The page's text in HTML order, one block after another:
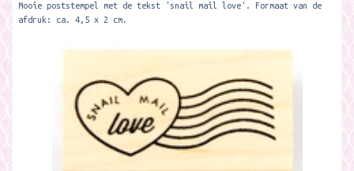
Mooie poststempel met de tekst 'snail mail love'. Formaat van de
afdruk: ca. 4,5 x 2 cm.